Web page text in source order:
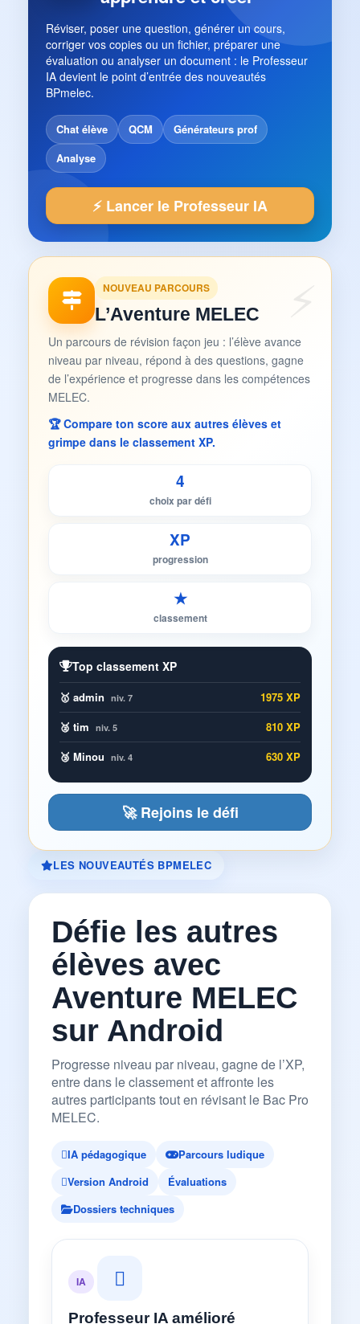
Réviser, poser une question, générer un cours,
corriger vos copies ou un fichier, préparer une
évaluation ou analyser un document : le Professeur
IA devient le point d’entrée des nouveautés
BPmelec.
Chat élève QCM
Générateurs prof
Analyse
⚡ Lancer le Professeur IA
NOUVEAU PARCOURS
L’Aventure MELEC
Un parcours de révision façon jeu : l’élève avance
niveau par niveau, répond à des questions, gagne
de l’expérience et progresse dans les compétences
MELEC.
🏆 Compare ton score aux autres élèves et
grimpe dans le classement XP.
4
choix par défi
XP
progression
★
classement
Top classement XP
🥇 admin niv. 7
1975 XP
🥈 tim niv. 5
810 XP
🥉 Minou niv. 4 630 XP
🚀 Rejoins le défi
LES NOUVEAUTÉS BPMELEC
Défie les autres
élèves avec
Aventure MELEC
sur Android
Progresse niveau par niveau, gagne de l’XP,
entre dans le classement et affronte les
autres participants tout en révisant le Bac Pro
MELEC.
IA pédagogique
Parcours ludique
Version Android
Évaluations
Dossiers techniques
IA
Professeur IA amélioré